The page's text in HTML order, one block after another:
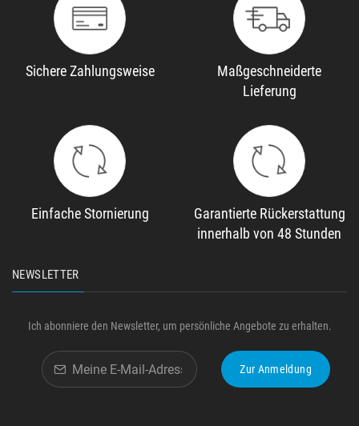
Sichere Zahlungsweise
Maßgeschneiderte
Lieferung
Einfache Stornierung
Garantierte Rückerstattung
innerhalb von 48 Stunden
NEWSLETTER
Ich abonniere den Newsletter, um persönliche Angebote zu erhalten.
Zur Anmeldung